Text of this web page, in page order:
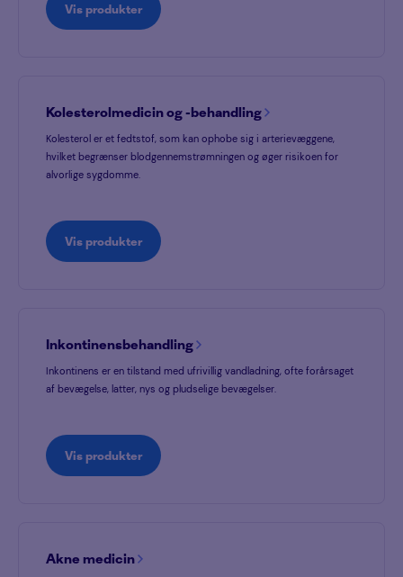
Vis produkter
Kolesterolmedicin og -behandling
Kolesterol er et fedtstof, som kan ophobe sig i arterievæggene,
hvilket begrænser blodgennemstrømningen og øger risikoen for
alvorlige sygdomme.
Vis produkter
Inkontinensbehandling
Inkontinens er en tilstand med ufrivillig vandladning, ofte forårsaget
af bevægelse, latter, nys og pludselige bevægelser.
Vis produkter
Akne medicin